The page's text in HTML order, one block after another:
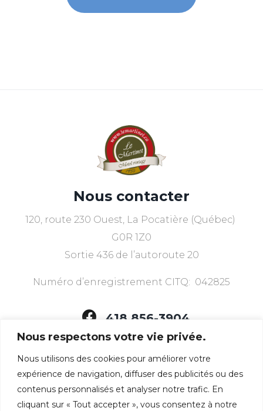
Nous respectons votre vie privée.
Nous utilisons des cookies pour améliorer votre
expérience de navigation, diffuser des publicités ou des
contenus personnalisés et analyser notre trafic. En
cliquant sur « Tout accepter », vous consentez à notre
Nous contacter
120, route 230 Ouest, La Pocatière (Québec)
G0R 1Z0
Sortie 436 de l’autoroute 20
Numéro d’enregistrement CITQ: 042825
418 856-3904
Nous avons ce dont
vous avez besoin